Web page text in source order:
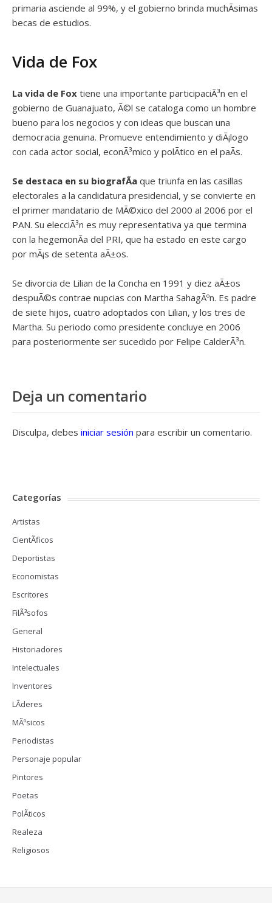
primaria asciende al 99%, y el gobierno brinda muchÃ­simas
becas de estudios.
Vida de Fox
La vida de Fox tiene una importante participaciÃ³n en el
gobierno de Guanajuato, Ã©l se cataloga como un hombre
bueno para los negocios y con ideas que buscan una
democracia genuina. Promueve entendimiento y diÃ¡logo
con cada actor social, econÃ³mico y polÃ­tico en el paÃ­s.
Se destaca en su biografÃ­a que triunfa en las casillas
electorales a la candidatura presidencial, y se convierte en
el primer mandatario de MÃ©xico del 2000 al 2006 por el
PAN. Su elecciÃ³n es muy representativa ya que termina
con la hegemonÃ­a del PRI, que ha estado en este cargo
por mÃ¡s de setenta aÃ±os.
Se divorcia de Lilian de la Concha en 1991 y diez aÃ±os
despuÃ©s contrae nupcias con Martha SahagÃºn. Es padre
de siete hijos, cuatro adoptados con Lilian, y los tres de
Martha. Su periodo como presidente concluye en 2006
para posteriormente ser sucedido por Felipe CalderÃ³n.
Deja un comentario
Disculpa, debes iniciar sesión para escribir un comentario.
Categorías
Artistas
CientÃ­ficos
Deportistas
Economistas
Escritores
FilÃ³sofos
General
Historiadores
Intelectuales
Inventores
LÃ­deres
MÃºsicos
Periodistas
Personaje popular
Pintores
Poetas
PolÃ­ticos
Realeza
Religiosos